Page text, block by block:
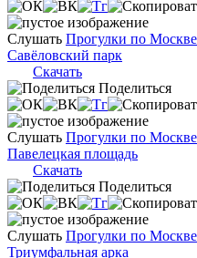
Слушать Прогулки по Москве
Савёловский парк
Скачать
Поделиться
Слушать Прогулки по Москве
Павелецкая площадь
Скачать
Поделиться
Слушать Прогулки по Москве
Триумфальная арка